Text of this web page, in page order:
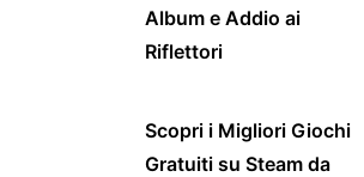
Album e Addio ai
Riflettori
Scopri i Migliori Giochi
Gratuiti su Steam da